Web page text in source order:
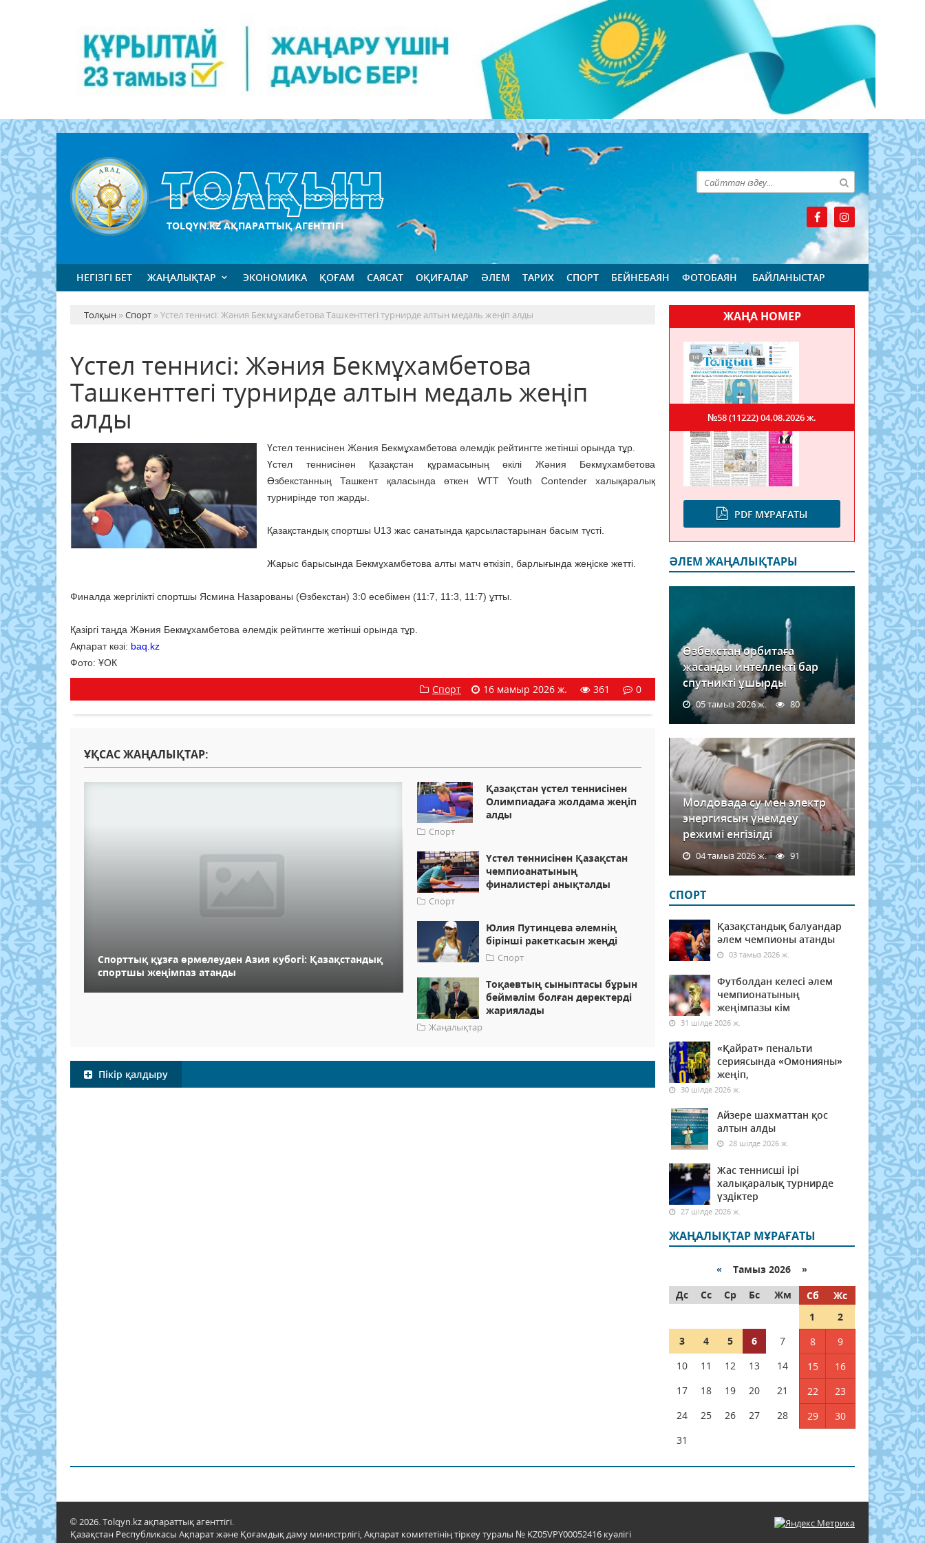
TOLQYN.KZ АҚПАРАТТЫҚ АГЕНТТІГІ
НЕГІЗГІ БЕТ ЖАҢАЛЫҚТАР ЭКОНОМИКА ҚОҒАМ САЯСАТ ОҚИҒАЛАР ӘЛЕМ ТАРИХ СПОРТ БЕЙНЕБАЯН ФОТОБАЯН БАЙЛАНЫСТАР
Толқын »Спорт » Үстел теннисі: Жәния Бекмұхамбетова Ташкенттегі турнирде алтын медаль жеңіп алды
Үстел теннисі: Жәния Бекмұхамбетова
Ташкенттегі турнирде алтын медаль жеңіп
алды
Үстел теннисінен Жәния Бекмұхамбетова әлемдік рейтингте жетінші орында тұр.
Үстел теннисінен Қазақстан құрамасының өкілі Жәния Бекмұхамбетова
Өзбекстанның Ташкент қаласында өткен WTT Youth Contender халықаралық
турнирінде топ жарды.
Қазақстандық спортшы U13 жас санатында қарсыластарынан басым түсті.
Жарыс барысында Бекмұхамбетова алты матч өткізіп, барлығында жеңіске жетті.
Финалда жергілікті спортшы Ясмина Назарованы (Өзбекстан) 3:0 есебімен (11:7, 11:3, 11:7) ұтты.
Қазіргі таңда Жәния Бекмұхамбетова әлемдік рейтингте жетінші орында тұр.
Ақпарат көзі: baq.kz
Фото: ҰОК
Спорт 16 мамыр 2026 ж. 361 0
ҰҚСАС ЖАҢАЛЫҚТАР:
Спорттық құзға өрмелеуден Азия кубогі: Қазақстандық
спортшы жеңімпаз атанды
Қазақстан үстел теннисінен
Олимпиадаға жолдама жеңіп
алды
Спорт
Үстел теннисінен Қазақстан
чемпиоанатының
финалистері анықталды
Спорт
Юлия Путинцева әлемнің
бірінші ракеткасын жеңді
Спорт
Тоқаевтың сыныптасы бұрын
беймәлім болған деректерді
жариялады
Жаңалықтар
Пікір қалдыру
ЖАҢА НОМЕР
PDF МҰРАҒАТЫ
№58 (11222)04.08.2026 ж.
ӘЛЕМ ЖАҢАЛЫҚТАРЫ
Өзбекстан орбитаға
жасанды интеллекті бар
спутникті ұшырды
05 тамыз 2026 ж. 80
Молдовада су мен электр
энергиясын үнемдеу
режимі енгізілді
04 тамыз 2026 ж. 91
СПОРТ
Қазақстандық балуандар
әлем чемпионы атанды
03 тамыз 2026 ж.
Футболдан келесі әлем
чемпионатының
жеңімпазы кім
31 шілде 2026 ж.
«Қайрат» пенальти
сериясында «Омонияны»
жеңіп,
30 шілде 2026 ж.
Айзере шахматтан қос
алтын алды
28 шілде 2026 ж.
Жас теннисші ірі
халықаралық турнирде
үздіктер
27 шілде 2026 ж.
ЖАҢАЛЫҚТАР МҰРАҒАТЫ
« Тамыз 2026 »
Дс
Сс Ср Бс Жм Сб
Жс
1
2
3
4 5 6 7 8
9
10
11 12 13 14 15
16
17
18 19 20 21 22
23
24
25 26 27 28 29
30
31
© 2026. Tolqyn.kz ақпараттық агенттігі.
Қазақстан Республикасы Ақпарат және Қоғамдық даму министрлігі, Ақпарат комитетінің тіркеу туралы № KZ05VPY00052416 куәлігі